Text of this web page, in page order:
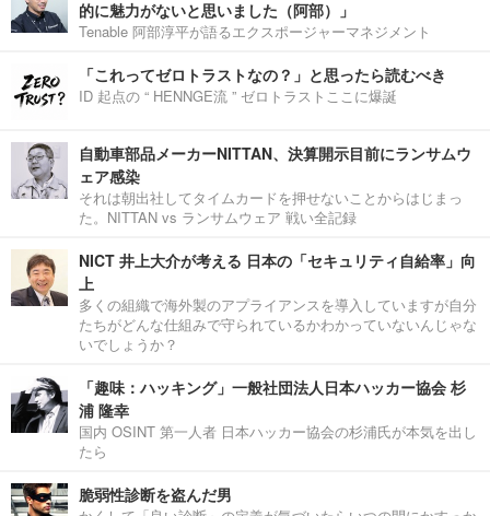
的に魅力がないと思いました（阿部）」
Tenable 阿部淳平が語るエクスポージャーマネジメント
「これってゼロトラストなの？」と思ったら読むべき
ID 起点の “ HENNGE流 ” ゼロトラストここに爆誕
自動車部品メーカーNITTAN、決算開示目前にランサムウ
ェア感染
それは朝出社してタイムカードを押せないことからはじまっ
た。NITTAN vs ランサムウェア 戦い全記録
NICT 井上大介が考える 日本の「セキュリティ自給率」向
上
多くの組織で海外製のアプライアンスを導入していますが自分
たちがどんな仕組みで守られているかわかっていないんじゃな
いでしょうか？
「趣味：ハッキング」一般社団法人日本ハッカー協会 杉
浦 隆幸
国内 OSINT 第一人者 日本ハッカー協会の杉浦氏が本気を出し
たら
脆弱性診断を盗んだ男